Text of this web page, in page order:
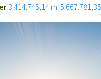
3.414.745,14 m: